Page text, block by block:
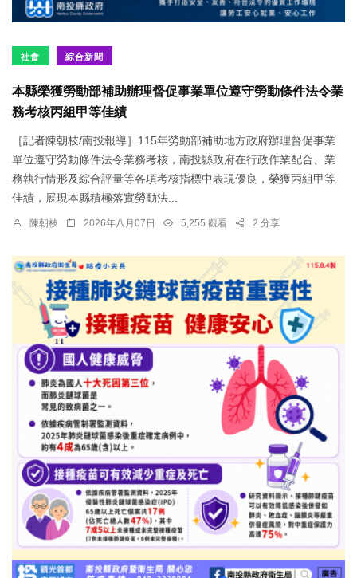
社會 綜合新聞
本縣榮獲勞動部補助辦理督促事業單位遵守勞動條件法令業
務考核丙組甲等佳績
［記者陳朝枝/南投報導］115年勞動部補助地方政府辦理督促事業
單位遵守勞動條件法令業務考核，南投縣政府在行政作業配合、業
務執行情形及綜合評量等各項考核指標中表現優良，榮獲丙組甲等
佳績，展現本縣積極落實勞動法...
陳朝枝 2026年八月07日 5,255 觀看 2 分享